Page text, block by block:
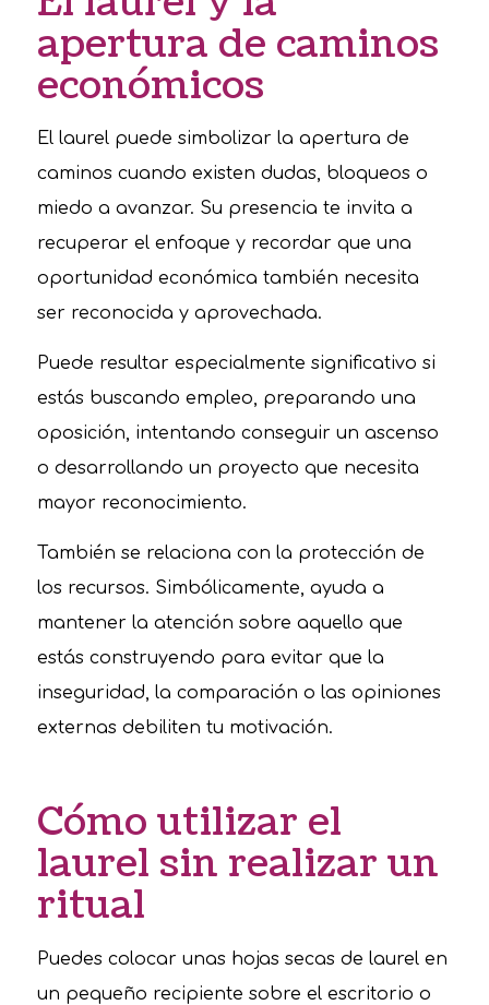
apertura de caminos
económicos
El laurel puede simbolizar la apertura de
caminos cuando existen dudas, bloqueos o
miedo a avanzar. Su presencia te invita a
recuperar el enfoque y recordar que una
oportunidad económica también necesita
ser reconocida y aprovechada.
Puede resultar especialmente significativo si
estás buscando empleo, preparando una
oposición, intentando conseguir un ascenso
o desarrollando un proyecto que necesita
mayor reconocimiento.
También se relaciona con la protección de
los recursos. Simbólicamente, ayuda a
mantener la atención sobre aquello que
estás construyendo para evitar que la
inseguridad, la comparación o las opiniones
externas debiliten tu motivación.
Cómo utilizar el
laurel sin realizar un
ritual
Puedes colocar unas hojas secas de laurel en
un pequeño recipiente sobre el escritorio o